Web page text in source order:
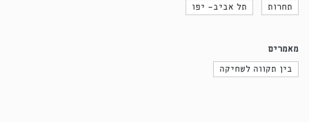
תחרות תל אביב- יפו
מאמרים
בין תקווה לשחיקה